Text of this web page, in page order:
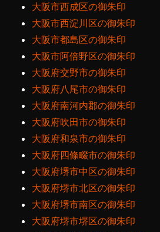
大阪市西成区の御朱印
大阪市西淀川区の御朱印
大阪市都島区の御朱印
大阪市阿倍野区の御朱印
大阪府交野市の御朱印
大阪府八尾市の御朱印
大阪府南河内郡の御朱印
大阪府吹田市の御朱印
大阪府和泉市の御朱印
大阪府四條畷市の御朱印
大阪府堺市中区の御朱印
大阪府堺市北区の御朱印
大阪府堺市南区の御朱印
大阪府堺市堺区の御朱印